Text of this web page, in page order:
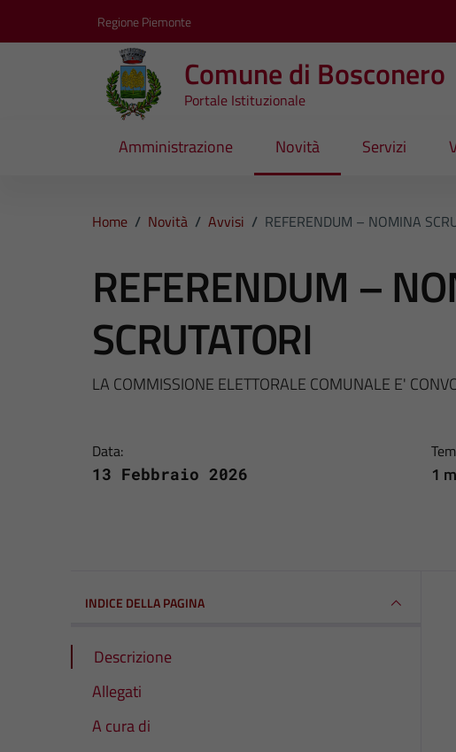
Regione Piemonte
Comune di Bosconero
Portale Istituzionale
Amministrazione Novità Servizi
Home / Novità / Avvisi / REFERENDUM – NOMINA
REFERENDUM –
SCRUTATORI
LA COMMISSIONE ELETTORALE COMUNALE E'
Data:
13 Febbraio 2026
1
INDICE DELLA PAGINA
Descrizione
Allegati
A cura di